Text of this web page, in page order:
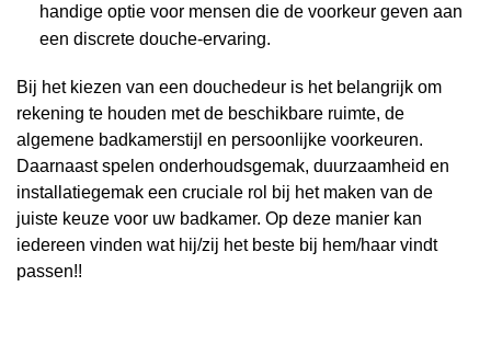
handige optie voor mensen die de voorkeur geven aan
een discrete douche-ervaring.
Bij het kiezen van een douchedeur is het belangrijk om
rekening te houden met de beschikbare ruimte, de
algemene badkamerstijl en persoonlijke voorkeuren.
Daarnaast spelen onderhoudsgemak, duurzaamheid en
installatiegemak een cruciale rol bij het maken van de
juiste keuze voor uw badkamer. Op deze manier kan
iedereen vinden wat hij/zij het beste bij hem/haar vindt
passen!!